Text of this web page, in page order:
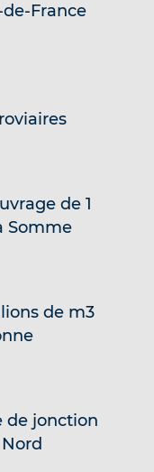
France
de 1
Somme
de m3
de jonction